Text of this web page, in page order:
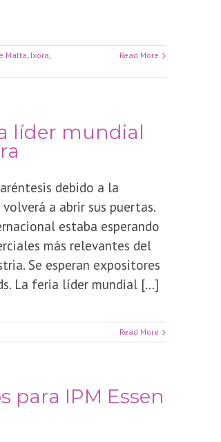
Malta, Ixora,
Read More
líder mundial
debido a la
volverá a abrir sus puertas.
estaba esperando
más relevantes del
Se esperan expositores
La feria líder mundial [...]
Read More
para IPM Essen